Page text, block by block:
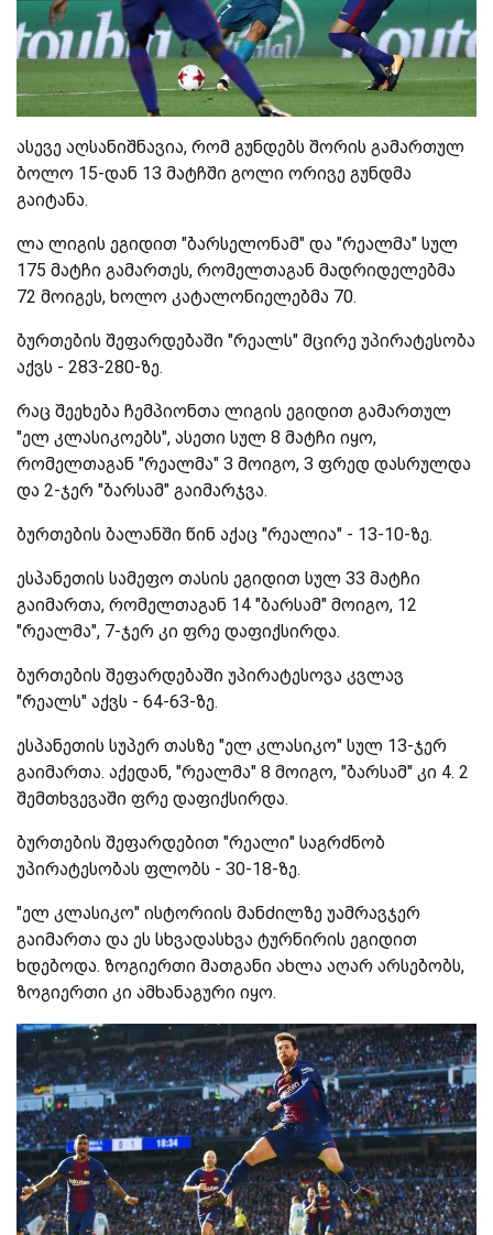
ასევე აღსანიშნავია, რომ გუნდებს შორის გამართულ
ბოლო 15-დან 13 მატჩში გოლი ორივე გუნდმა
გაიტანა.
ლა ლიგის ეგიდით "ბარსელონამ" და "რეალმა" სულ
175 მატჩი გამართეს, რომელთაგან მადრიდელებმა
72 მოიგეს, ხოლო კატალონიელებმა 70.
ბურთების შეფარდებაში "რეალს" მცირე უპირატესობა
აქვს - 283-280-ზე.
რაც შეეხება ჩემპიონთა ლიგის ეგიდით გამართულ
"ელ კლასიკოებს", ასეთი სულ 8 მატჩი იყო,
რომელთაგან "რეალმა" 3 მოიგო, 3 ფრედ დასრულდა
და 2-ჯერ "ბარსამ" გაიმარჯვა.
ბურთების ბალანში წინ აქაც "რეალია" - 13-10-ზე.
ესპანეთის სამეფო თასის ეგიდით სულ 33 მატჩი
გაიმართა, რომელთაგან 14 "ბარსამ" მოიგო, 12
"რეალმა", 7-ჯერ კი ფრე დაფიქსირდა.
ბურთების შეფარდებაში უპირატესოვა კვლავ
"რეალს" აქვს - 64-63-ზე.
ესპანეთის სუპერ თასზე "ელ კლასიკო" სულ 13-ჯერ
გაიმართა. აქედან, "რეალმა" 8 მოიგო, "ბარსამ" კი 4. 2
შემთხვევაში ფრე დაფიქსირდა.
ბურთების შეფარდებით "რეალი" საგრძნობ
უპირატესობას ფლობს - 30-18-ზე.
"ელ კლასიკო" ისტორიის მანძილზე უამრავჯერ
გაიმართა და ეს სხვადასხვა ტურნირის ეგიდით
ხდებოდა. ზოგიერთი მათგანი ახლა აღარ არსებობს,
ზოგიერთი კი ამხანაგური იყო.